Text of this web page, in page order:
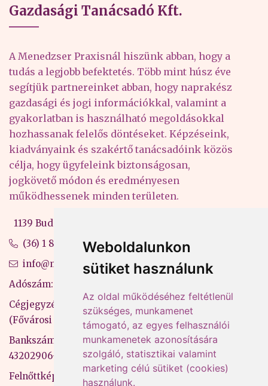
Weboldalunkon
sütiket használunk
Az oldal működéséhez feltétlenül
szükséges, munkamenet
támogató, az egyes felhasználói
munkamenetek azonosítására
szolgáló, statisztikai valamint
marketing célú sütiket (cookies)
használunk.
Gazdasági Tanácsadó Kft.
A Menedzser Praxisnál hiszünk abban, hogy a
tudás a legjobb befektetés. Több mint húsz éve
segítjük partnereinket abban, hogy naprakész
gazdasági és jogi információkkal, valamint a
gyakorlatban is használható megoldásokkal
hozhassanak felelős döntéseket. Képzéseink,
kiadványaink és szakértő tanácsadóink közös
célja, hogy ügyfeleink biztonságosan,
jogkövető módon és eredményesen
működhessenek minden területen.
1139 Budapest, Váci út 99-105. 4. em.
(36) 1 880 76 00
info@mprx.hu
Adószám: 13598145-2-41
Cégjegyzékszám: 01-09-883770
(Fővárosi Bíróság)
Bankszámlaszám: CIB Bank, 10700581-
43202906-51100005
Felnőttképzési nyilvántartási szám: